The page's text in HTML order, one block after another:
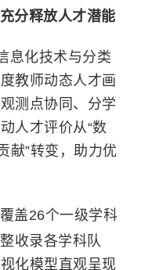
分释放人才潜能
息化技术与分类
教师动态人才画
测点协同、分学
人才评价从“数
献”转变，助力优
盖26个一级学科
收录各学科队
化模型直观呈现